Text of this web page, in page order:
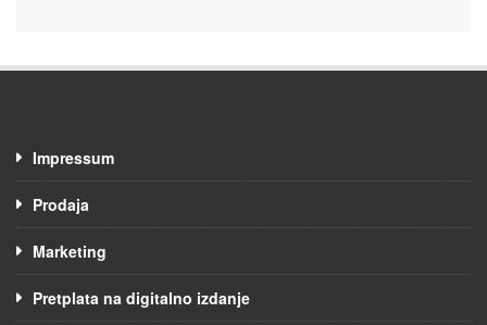
Impressum
Prodaja
Marketing
Pretplata na digitalno izdanje